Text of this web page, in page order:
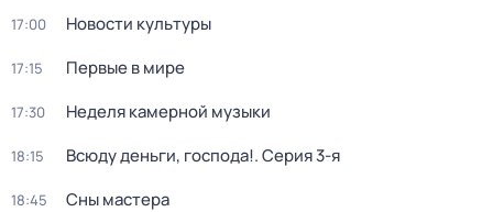
17:00 Новости культуры
17:15 Первые в мире
17:30 Неделя камерной музыки
18:15 Всюду деньги, господа!. Серия 3-я
18:45 Сны мастера